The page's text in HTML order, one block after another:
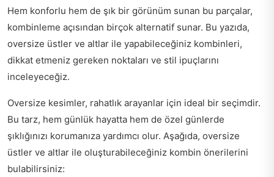
Hem konforlu hem de şık bir görünüm sunan bu parçalar,
kombinleme açısından birçok alternatif sunar. Bu yazıda,
oversize üstler ve altlar ile yapabileceğiniz kombinleri,
dikkat etmeniz gereken noktaları ve stil ipuçlarını
inceleyeceğiz.
Oversize kesimler, rahatlık arayanlar için ideal bir seçimdir.
Bu tarz, hem günlük hayatta hem de özel günlerde
şıklığınızı korumanıza yardımcı olur. Aşağıda, oversize
üstler ve altlar ile oluşturabileceğiniz kombin önerilerini
bulabilirsiniz: